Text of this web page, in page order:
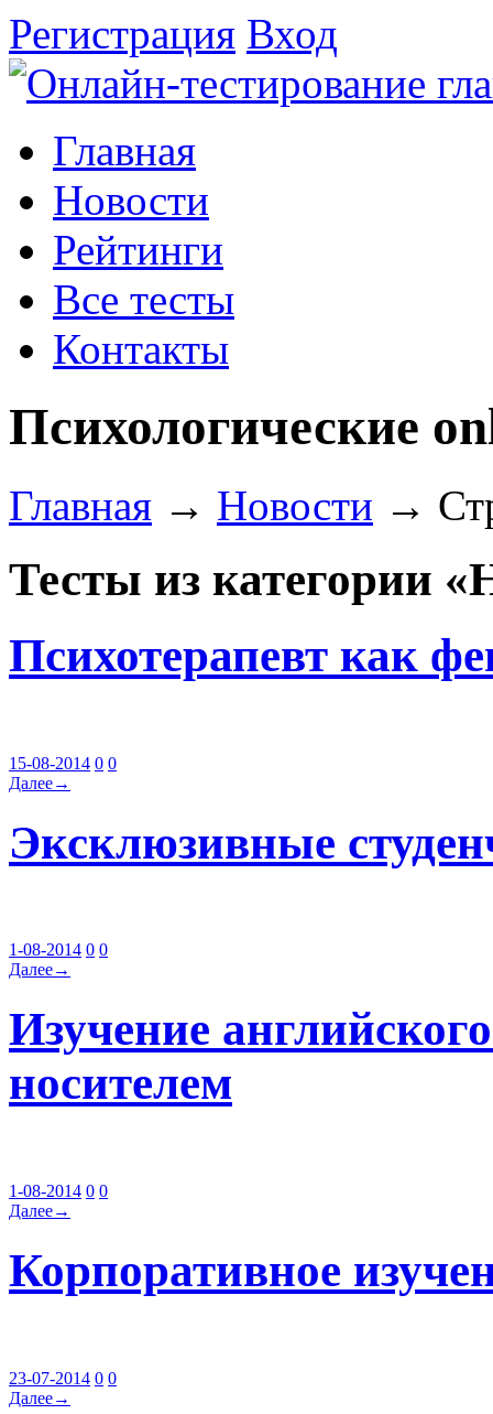
Регистрация Вход
Главная
Новости
Рейтинги
Все тесты
Контакты
Психологические
Главная → Новости →
Тесты из категории
Психотерапевт как
15-08-2014 0 0
Далее→
Эксклюзивные
1-08-2014 0 0
Далее→
Изучение
носителем
1-08-2014 0 0
Далее→
Корпоративное
23-07-2014 0 0
Далее→